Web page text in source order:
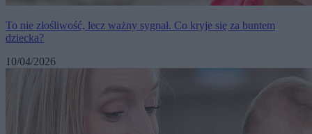
To nie złośliwość, lecz ważny sygnał. Co kryje się za buntem
dziecka?
10/04/2026